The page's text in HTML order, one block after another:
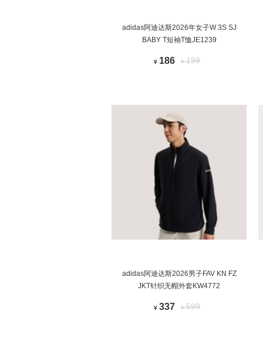
adidas阿迪达斯2026年女子W 3S SJ
BABY T短袖T恤JE1239
¥ 186 ¥199
adidas阿迪达斯2026男子FAV KN FZ
JKT针织无帽外套KW4772
¥ 337 ¥599